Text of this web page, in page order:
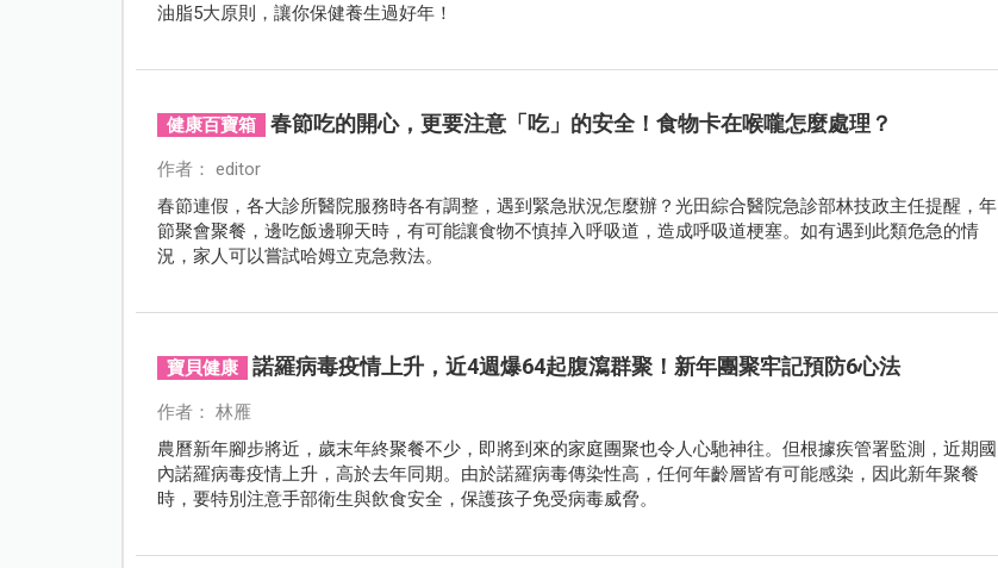
油脂5大原則，讓你保健養生過好年！
健康百寶箱 春節吃的開心，更要注意「吃」的安全！食物卡在喉嚨怎麼處理？
作者： editor
春節連假，各大診所醫院服務時各有調整，遇到緊急狀況怎麼辦？光田綜合醫院急診部林技政主任提醒，年
節聚會聚餐，邊吃飯邊聊天時，有可能讓食物不慎掉入呼吸道，造成呼吸道梗塞。如有遇到此類危急的情
況，家人可以嘗試哈姆立克急救法。
寶貝健康 諾羅病毒疫情上升，近4週爆64起腹瀉群聚！新年團聚牢記預防6心法
作者： 林雁
農曆新年腳步將近，歲末年終聚餐不少，即將到來的家庭團聚也令人心馳神往。但根據疾管署監測，近期國
內諾羅病毒疫情上升，高於去年同期。由於諾羅病毒傳染性高，任何年齡層皆有可能感染，因此新年聚餐
時，要特別注意手部衛生與飲食安全，保護孩子免受病毒威脅。